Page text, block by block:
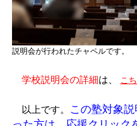
説明会が行われたチャペルです。
学校説明会の詳細は、 こ
以上です。
この塾対象